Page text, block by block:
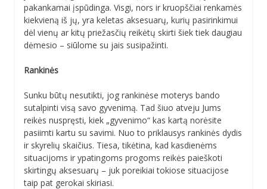
pakankamai įspūdinga. Visgi, nors ir kruopščiai renkamės
kiekvieną iš jų, yra keletas aksesuarų, kurių pasirinkimui
dėl vienų ar kitų priežasčių reikėtų skirti šiek tiek daugiau
dėmesio – siūlome su jais susipažinti.
Rankinės
Sunku būtų nesutikti, jog rankinėse moterys bando
sutalpinti visą savo gyvenimą. Tad šiuo atveju Jums
reikės nuspręsti, kiek „gyvenimo“ kas kartą norėsite
pasiimti kartu su savimi. Nuo to priklausys rankinės dydis
ir skyrelių skaičius. Tiesa, tikėtina, kad kasdienėms
situacijoms ir ypatingoms progoms reikės paieškoti
skirtingų aksesuarų – juk poreikiai tokiose situacijose
taip pat gerokai skiriasi.